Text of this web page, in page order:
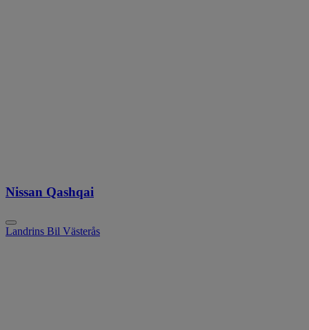
Nissan Qashqai
Landrins Bil Västerås